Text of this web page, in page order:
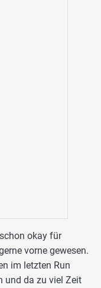
okay für
vorne gewesen.
im letzten Run
und da zu viel Zeit